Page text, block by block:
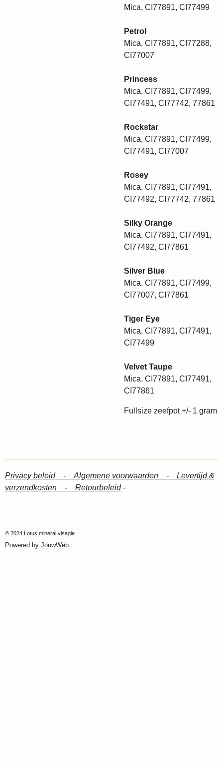
Mica, CI77891, CI77499
Petrol
Mica, CI77891, CI77288,
CI77007
Princess
Mica, CI77891, CI77499,
CI77491, CI77742, 77861
Rockstar
Mica, CI77891, CI77499,
CI77491, CI77007
Rosey
Mica, CI77891, CI77491,
CI77492, CI77742, 77861
Silky Orange
Mica, CI77891, CI77491,
CI77492, CI77861
Silver Blue
Mica, CI77891, CI77499,
CI77007, CI77861
Tiger Eye
Mica, CI77891, CI77491,
CI77499
Velvet Taupe
Mica, CI77891, CI77491,
CI77861
Fullsize zeefpot +/- 1 gram
Privacy beleid - Algemene voorwaarden - Levertijd &
verzendkosten - Retourbeleid-
© 2024 Lotus mineral visagie
Powered by JouwWeb